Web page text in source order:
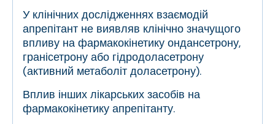
У клінічних дослідженнях взаємодій
апрепітант не виявляв клінічно значущого
впливу на фармакокінетику ондансетрону,
гранісетрону або гідродоласетрону
(активний метаболіт доласетрону).
Вплив інших лікарських засобів на
фармакокінетику апрепітанту.